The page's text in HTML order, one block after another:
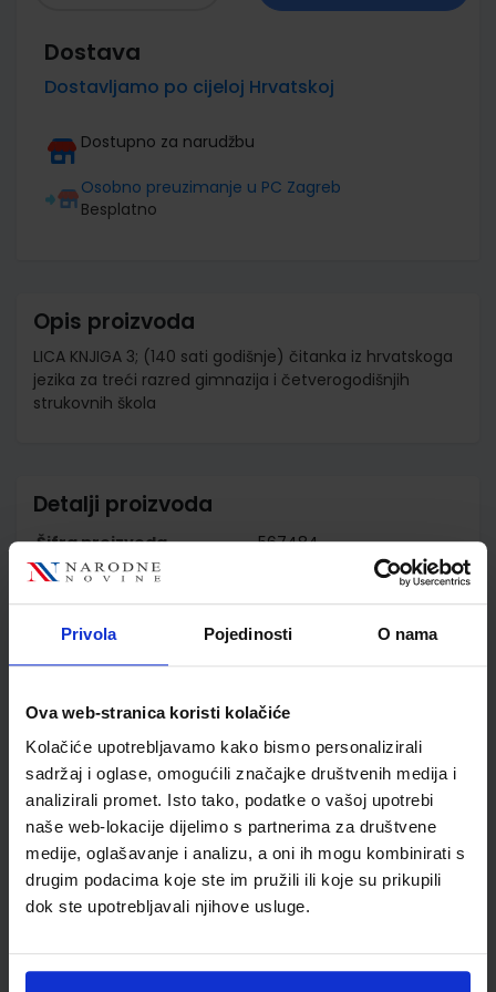
Privola Pojedinosti O nama
Ova web-stranica koristi kolačiće
Kolačiće upotrebljavamo kako bismo personalizirali
sadržaj i oglase, omogućili značajke društvenih medija i
analizirali promet. Isto tako, podatke o vašoj upotrebi
naše web-lokacije dijelimo s partnerima za društvene
medije, oglašavanje i analizu, a oni ih mogu kombinirati s
drugim podacima koje ste im pružili ili koje su prikupili
dok ste upotrebljavali njihove usluge.
Dostava
Dostavljamo po cijeloj Hrvatskoj
Dostupno za narudžbu
Osobno preuzimanje u PC Zagreb
Besplatno
Opis proizvoda
LICA KNJIGA 3; (140 sati godišnje) čitanka iz hrvatskoga
jezika za treći razred gimnazija i četverogodišnjih
strukovnih škola
Detalji proizvoda
Šifra proizvoda
567484
Jedinična mjera
Nakladnik
ALFA d.d.
Autor
Snježana Zrinjan Višnja
Vrsta školske knjige
UDŽBENIK
Vrsta škole
4 GIMNAZIJA+STRUKOVN
Nastavni predmet
HRVATSKI JEZIK
Reg br min
6516